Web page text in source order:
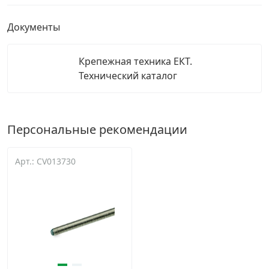
Скобяные изделия и мебельная фурнитура
Документы
Крепежная техника ЕКТ.
Технический каталог
Персональные рекомендации
Арт.: CV013730